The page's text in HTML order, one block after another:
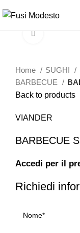
Clicca
Home SUGHI
BARBECUE
Back to products
VIANDER
BARBECUE
Accedi per il
Richiedi